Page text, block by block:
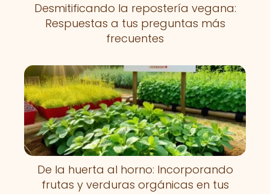
Desmitificando la repostería vegana:
Respuestas a tus preguntas más
frecuentes
De la huerta al horno: Incorporando
frutas y verduras orgánicas en tus